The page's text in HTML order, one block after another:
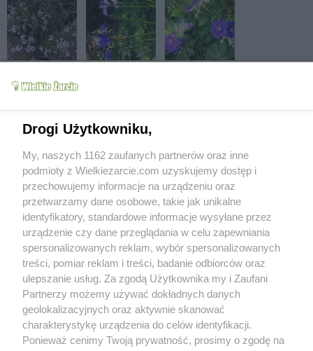
Drogi Użytkowniku,
My, naszych 1162 zaufanych partnerów oraz inne
podmioty z Wielkiezarcie.com uzyskujemy dostęp i
przechowujemy informacje na urządzeniu oraz
przetwarzamy dane osobowe, takie jak unikalne
identyfikatory, standardowe informacje wysyłane przez
urządzenie czy dane przeglądania w celu zapewniania
spersonalizowanych reklam, wybór spersonalizowanych
treści, pomiar reklam i treści, badanie odbiorców oraz
ulepszanie usług. Za zgodą Użytkownika my i Zaufani
Partnerzy możemy używać dokładnych danych
geolokalizacyjnych oraz aktywnie skanować
charakterystykę urządzenia do celów identyfikacji.
Ponieważ cenimy Twoją prywatność, prosimy o zgodę na